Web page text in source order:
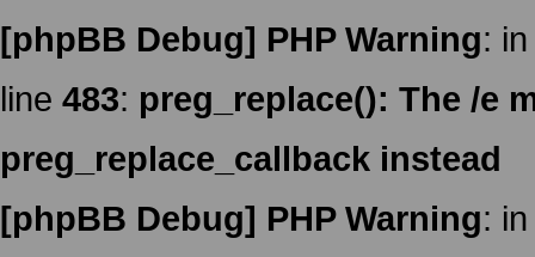
[phpBB Debug] PHP Warning:
line 483: preg_replace(): The /e
preg_replace_callback instead
[phpBB Debug] PHP Warning: